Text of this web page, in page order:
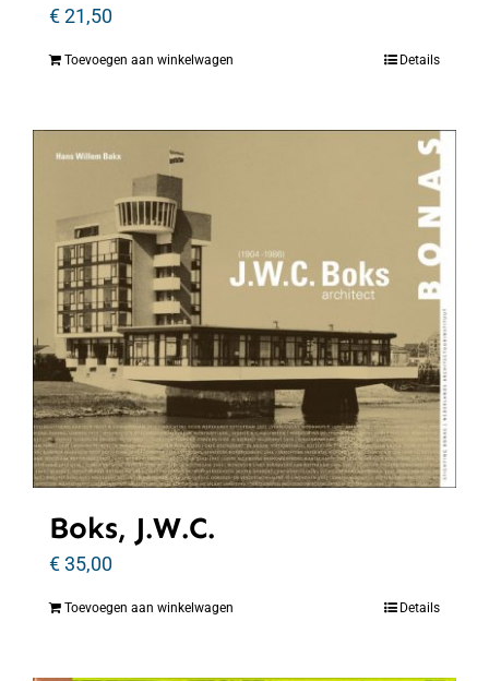
€21,50
Toevoegen aan winkelwagen Details
Boks, J.W.C.
€35,00
Toevoegen aan winkelwagen Details